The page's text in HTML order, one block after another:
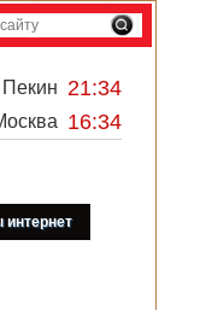
Пекин 21:34
16:34
интернет